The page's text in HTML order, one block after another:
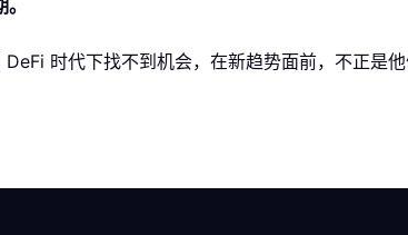
时代下找不到机会，在新趋势面前，不正是他